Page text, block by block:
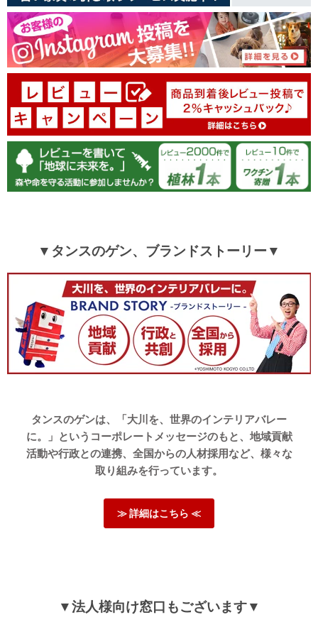
10/08/2025
［100×178］ 日本製 遮熱 キャラクターカーテン 2枚セット
〔22700011〕
▼タンスのゲン、ブランドストーリー▼
タンスのゲンは、「大川を、世界のインテリアバレー
に。」というコーポレートメッセージのもと、地域貢献
活動や行政との連携、全国からの人材採用など、様々な
取り組みを行っています。
≫ 詳細はこちら ≪
▼法人様向け窓口もございます▼